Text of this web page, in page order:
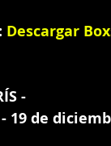
Descargar
-
19 de